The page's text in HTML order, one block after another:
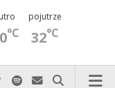
°C
pojutrze
32°C
nas zadzwoń
Facebook-u
nas na Xnas na Instagram-ie
Odwiedź nas na TikTok-u
Szukaj nas na Spotify
Wyślij do nas
Szukaj